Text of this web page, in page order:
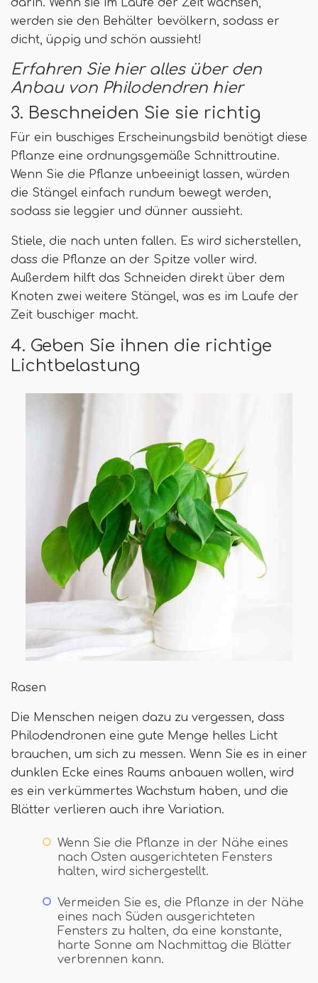
darin. Wenn sie im Laufe der Zeit wachsen,
werden sie den Behälter bevölkern, sodass er
dicht, üppig und schön aussieht!
Erfahren Sie hier alles über den
Anbau von Philodendren hier
3. Beschneiden Sie sie richtig
Für ein buschiges Erscheinungsbild benötigt diese
Pflanze eine ordnungsgemäße Schnittroutine.
Wenn Sie die Pflanze unbeeinigt lassen, würden
die Stängel einfach rundum bewegt werden,
sodass sie leggier und dünner aussieht.
Stiele, die nach unten fallen. Es wird sicherstellen,
dass die Pflanze an der Spitze voller wird.
Außerdem hilft das Schneiden direkt über dem
Knoten zwei weitere Stängel, was es im Laufe der
Zeit buschiger macht.
4. Geben Sie ihnen die richtige
Lichtbelastung
Rasen
Die Menschen neigen dazu zu vergessen, dass
Philodendronen eine gute Menge helles Licht
brauchen, um sich zu messen. Wenn Sie es in einer
dunklen Ecke eines Raums anbauen wollen, wird
es ein verkümmertes Wachstum haben, und die
Blätter verlieren auch ihre Variation.
Wenn Sie die Pflanze in der Nähe eines
nach Osten ausgerichteten Fensters
halten, wird sichergestellt.
Vermeiden Sie es, die Pflanze in der Nähe
eines nach Süden ausgerichteten
Fensters zu halten, da eine konstante,
harte Sonne am Nachmittag die Blätter
verbrennen kann.